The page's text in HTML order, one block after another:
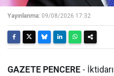
Yayınlanma: 09/08/2026 17:32
GAZETE PENCERE -